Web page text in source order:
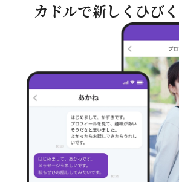
カドル(
d
d
l
e
)
で新しくひび